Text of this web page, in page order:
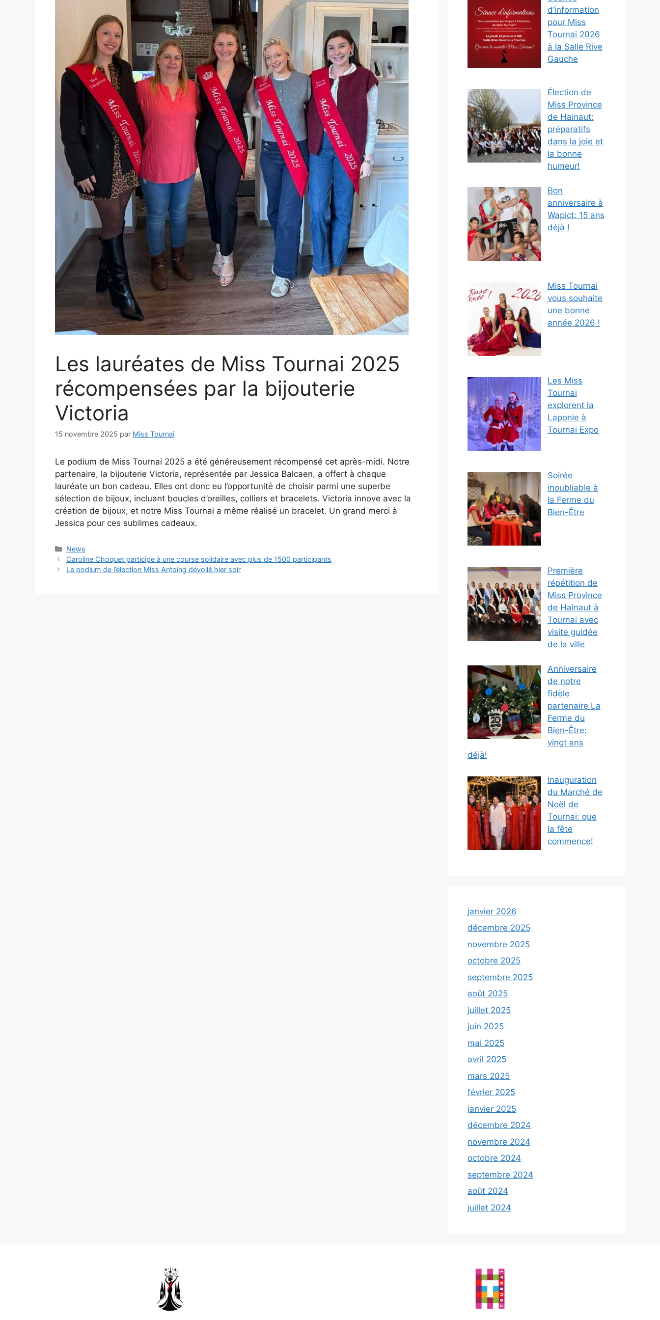
Les lauréates de Miss Tournai 2025
récompensées par la bijouterie
Victoria
15 novembre 2025 par Miss Tournai
Le podium de Miss Tournai 2025 a été généreusement récompensé cet après-midi. Notre
partenaire, la bijouterie Victoria, représentée par Jessica Balcaen, a offert à chaque
lauréate un bon cadeau. Elles ont donc eu l’opportunité de choisir parmi une superbe
sélection de bijoux, incluant boucles d’oreilles, colliers et bracelets. Victoria innove avec la
création de bijoux, et notre Miss Tournai a même réalisé un bracelet. Un grand merci à
Jessica pour ces sublimes cadeaux.
Catégories
News
Caroline Choquet participe à une course solidaire avec plus de 1500 participants
Le podium de l’élection Miss Antoing dévoilé hier soir
d’information
pour Miss
Tournai 2026
à la Salle Rive
Gauche
Élection de
Miss Province
de Hainaut:
préparatifs
dans la joie et
la bonne
humeur!
Bon
anniversaire à
Wapict: 15 ans
déjà !
Miss Tournai
vous souhaite
une bonne
année 2026 !
Les Miss
Tournai
explorent la
Laponie à
Tournai Expo
Soirée
inoubliable à
la Ferme du
Bien-Être
Première
répétition de
Miss Province
de Hainaut à
Tournai avec
visite guidée
de la ville
Anniversaire
de notre
fidèle
partenaire La
Ferme du
Bien-Être:
vingt ans
déjà!
Inauguration
du Marché de
Noël de
Tournai: que
la fête
commence!
janvier 2026
décembre 2025
novembre 2025
octobre 2025
septembre 2025
août 2025
juillet 2025
juin 2025
mai 2025
avril 2025
mars 2025
février 2025
janvier 2025
décembre 2024
novembre 2024
octobre 2024
septembre 2024
août 2024
juillet 2024